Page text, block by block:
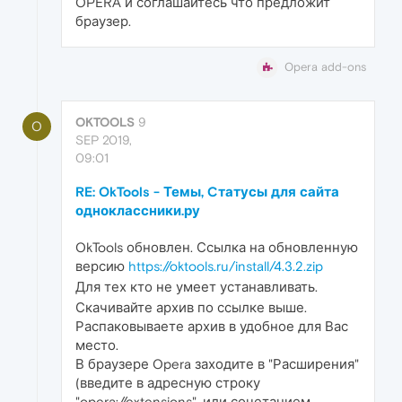
браузер.
Opera add-ons
O OKTOOLS 9
SEP 2019,
09:01
RE: OkTools - Темы, Cтатусы для сайта
одноклассники.ру
OkTools обновлен. Ссылка на обновленную
версию https://oktools.ru/install/4.3.2.zip
Для тех кто не умеет устанавливать.
Скачивайте архив по ссылке выше.
Распаковываете архив в удобное для Вас
место.
В браузере Opera заходите в "Расширения"
(введите в адресную строку